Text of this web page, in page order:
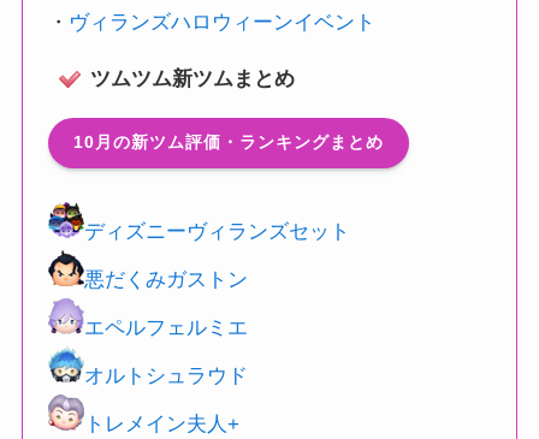
・ ヴィランズハロウィーンイベント
ツムツム新ツムまとめ
10月の新ツム評価・ランキングまとめ
ディズニーヴィランズセット
悪だくみガストン
エペルフェルミエ
オルトシュラウド
トレメイン夫人+